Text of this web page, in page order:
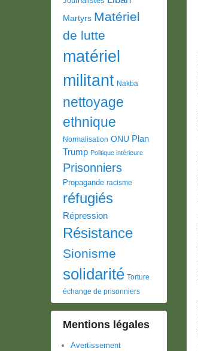
Martyrs Matériel
de lutte
matériel
militant Nakba
nettoyage
ethnique
Normalisation ONU Plan
Trump Politique intérieure
Prisonniers
Propagande racisme
réfugiés
Répression
Résistance
Sionisme
solidarité Torture
échange de prisonniers
Mentions légales
Avertissement